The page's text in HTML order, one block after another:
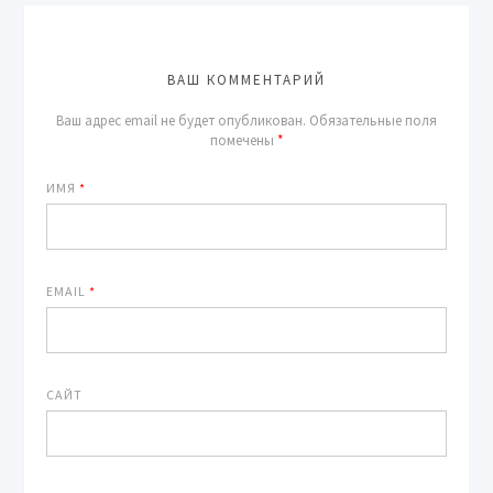
ВАШ КОММЕНТАРИЙ
Ваш адрес email не будет опубликован. Обязательные поля
помечены *
ИМЯ*
EMAIL*
САЙТ